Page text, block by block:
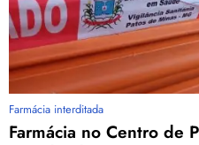
Farmácia interditada
Farmácia no Centro de